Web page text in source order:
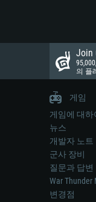
Join
의 플
게임
게임에 대하
뉴스
개발자 노트
군사 장비
질문과 답변
War Thunder
변경점